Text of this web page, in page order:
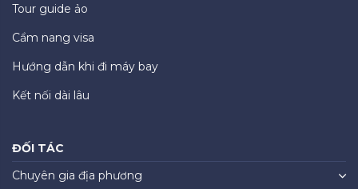
Tour guide ảo
Cẩm nang visa
Hướng dẫn khi đi máy bay
Kết nối dài lâu
ĐỐI TÁC
Chuyên gia địa phương